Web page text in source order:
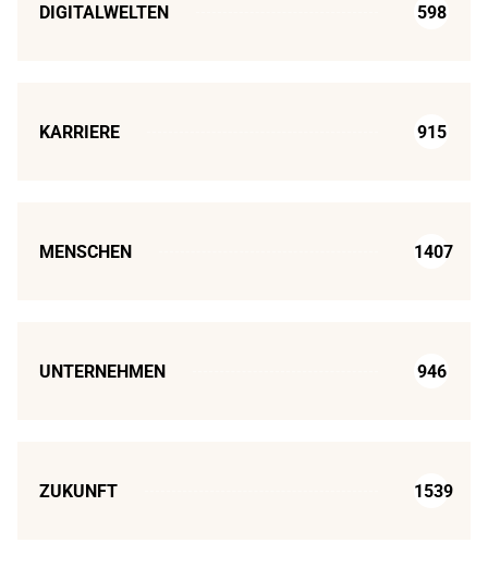
DIGITALWELTEN 598
KARRIERE 915
MENSCHEN 1407
UNTERNEHMEN 946
ZUKUNFT 1539